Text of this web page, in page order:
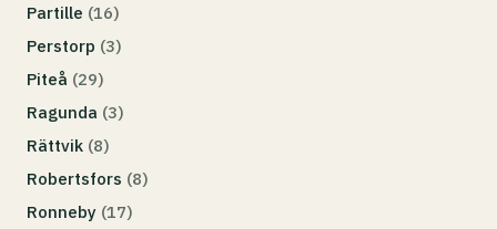
Partille (16)
Perstorp (3)
Piteå (29)
Ragunda (3)
Rättvik (8)
Robertsfors (8)
Ronneby (17)